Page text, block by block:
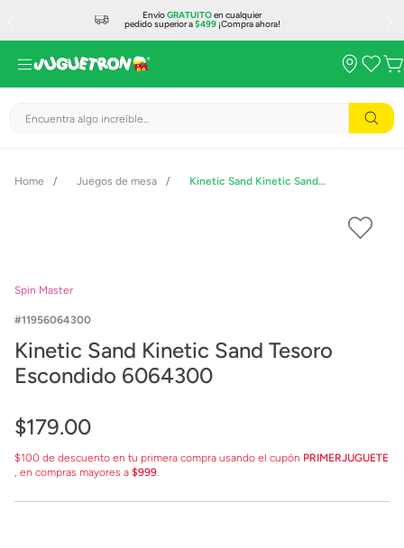
EnvíoGRATUITOen cualquier
pedido superior a$499¡Compra ahora!
Encuentra algo increíble...
Juegos de mesa Kinetic Sand Kinetic Sand Tesoro Escondido 6064300
Spin Master
11956064300
Kinetic Sand Kinetic Sand Tesoro
Escondido 6064300
$179.00
$100 de descuento en tu primera compra usando el cupón PRIMERJUGUETE
, en compras mayores a $999.